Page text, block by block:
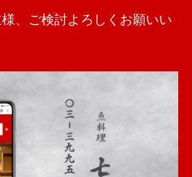
、ご検討よろしくお願いい